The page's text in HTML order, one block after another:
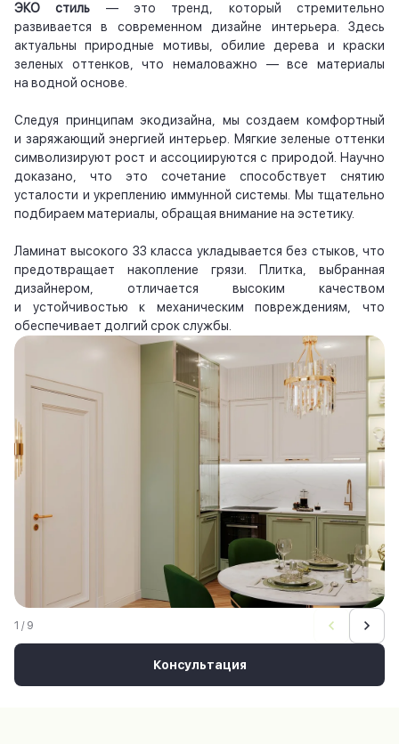
ЭКО стиль — это тренд, который стремительно
развивается в современном дизайне интерьера. Здесь
актуальны природные мотивы, обилие дерева и краски
зеленых оттенков, что немаловажно — все материалы
на водной основе.
Следуя принципам экодизайна, мы создаем комфортный
и заряжающий энергией интерьер. Мягкие зеленые оттенки
символизируют рост и ассоциируются с природой. Научно
доказано, что это сочетание способствует снятию
усталости и укреплению иммунной системы. Мы тщательно
подбираем материалы, обращая внимание на эстетику.
Ламинат высокого 33 класса укладывается без стыков, что
предотвращает накопление грязи. Плитка, выбранная
дизайнером, отличается высоким качеством
и устойчивостью к механическим повреждениям, что
обеспечивает долгий срок службы.
Консультация
1 / 9